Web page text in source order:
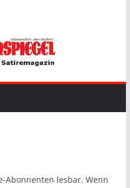
Abonnenten lesbar. Wenn